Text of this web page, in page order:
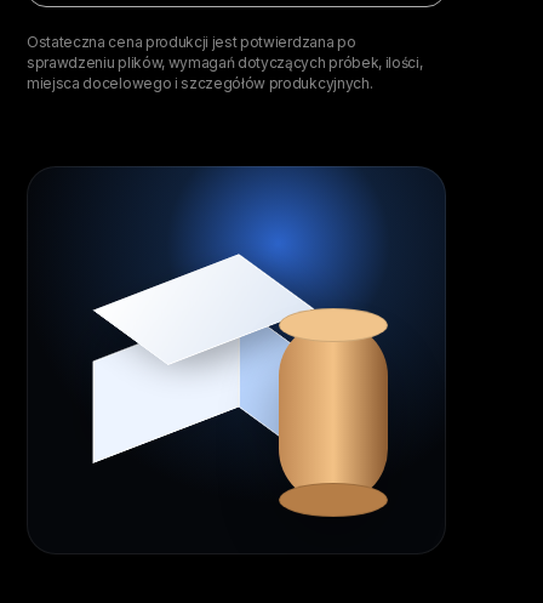
Ostateczna cena produkcji jest potwierdzana po
sprawdzeniu plików, wymagań dotyczących próbek, ilości,
miejsca docelowego i szczegółów produkcyjnych.